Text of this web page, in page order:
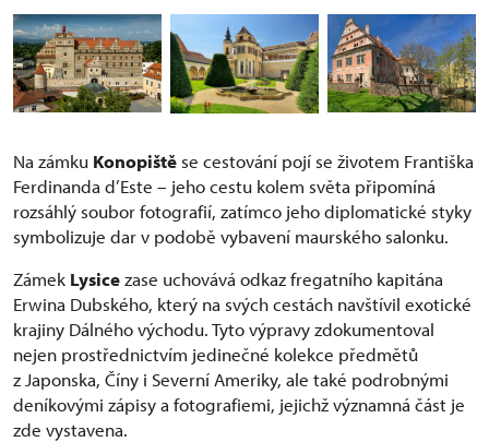
Na zámku Konopiště se cestování pojí se životem Františka
Ferdinanda d’Este – jeho cestu kolem světa připomíná
rozsáhlý soubor fotografií, zatímco jeho diplomatické styky
symbolizuje dar v podobě vybavení maurského salonku.
Zámek Lysicezase uchovává odkaz fregatního kapitána
Erwina Dubského, který na svých cestách navštívil exotické
krajiny Dálného východu. Tyto výpravy zdokumentoval
nejen prostřednictvím jedinečné kolekce předmětů
z Japonska, Číny i Severní Ameriky, ale také podrobnými
deníkovými zápisy a fotografiemi, jejichž významná část je
zde vystavena.